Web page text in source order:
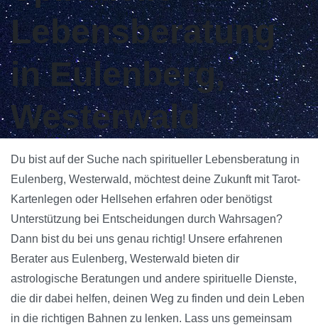
Lebensberatung
in Eulenberg,
Westerwald
Du bist auf der Suche nach spiritueller Lebensberatung in
Eulenberg, Westerwald, möchtest deine Zukunft mit Tarot-
Kartenlegen oder Hellsehen erfahren oder benötigst
Unterstützung bei Entscheidungen durch Wahrsagen?
Dann bist du bei uns genau richtig! Unsere erfahrenen
Berater aus Eulenberg, Westerwald bieten dir
astrologische Beratungen und andere spirituelle Dienste,
die dir dabei helfen, deinen Weg zu finden und dein Leben
in die richtigen Bahnen zu lenken. Lass uns gemeinsam